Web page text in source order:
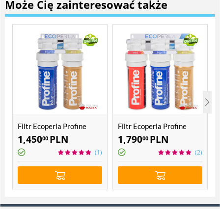
Może Cię zainteresować także
Filtr Ecoperla Profine
POU 2
1,45000 PLN
(1)
Filtr Ecoperla Profine
POU 3
1,79000 PLN
(2)